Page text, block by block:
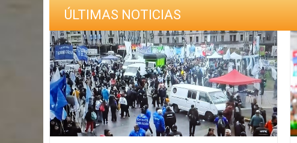
ÚLTIMAS NOTICIAS